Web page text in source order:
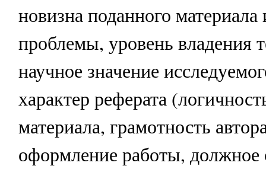
новизна поданного
проблемы, уровень владения
научное значение
характер реферата
материала, грамотность
оформление работы, должное